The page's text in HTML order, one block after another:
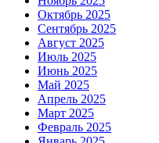
Октябрь 2025
Сентябрь 2025
Август 2025
Июль 2025
Июнь 2025
Май 2025
Апрель 2025
Март 2025
Февраль 2025